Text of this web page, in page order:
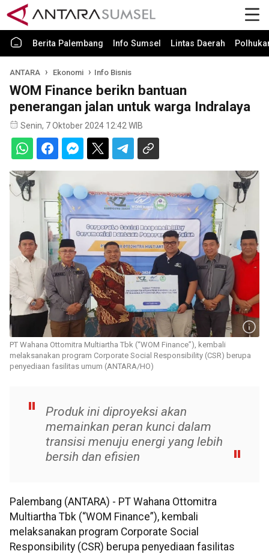
Berita Palembang Info Sumsel Lintas Daerah
ANTARA Ekonomi Info Bisnis
WOM Finance berikn bantuan
penerangan jalan untuk warga Indralaya
Senin, 7 Oktober 2024 12:42 WIB
PT Wahana Ottomitra Multiartha Tbk (“WOM Finance”), kembali
melaksanakan program Corporate Social Responsibility (CSR) berupa
penyediaan fasilitas umum (ANTARA/HO)
Produk ini diproyeksi akan
memainkan peran kunci dalam
transisi menuju energi yang lebih
bersih dan efisien
Palembang (ANTARA) - PT Wahana Ottomitra
Multiartha Tbk (“WOM Finance”), kembali
melaksanakan program Corporate Social
Responsibility (CSR) berupa penyediaan fasilitas